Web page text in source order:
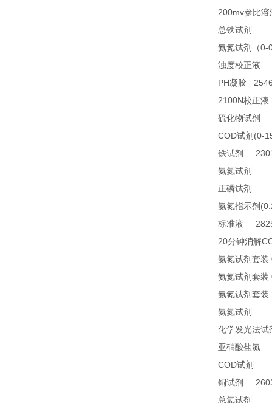
200mv参比溶
总铁试剂
氨氮试剂（0-
浊度校正液
PH凝胶
2100N校正液
硫化物试剂
COD试剂 (0-
铁试剂
氨氮试剂
正磷试剂
氨氮指示剂
标准液
20分钟消解
氨氮试剂套装
氨氮试剂套装
氨氮试剂套装
氨氮试剂
化学发光法试
亚硝酸盐氮
COD试剂
铜试剂
总氯试剂